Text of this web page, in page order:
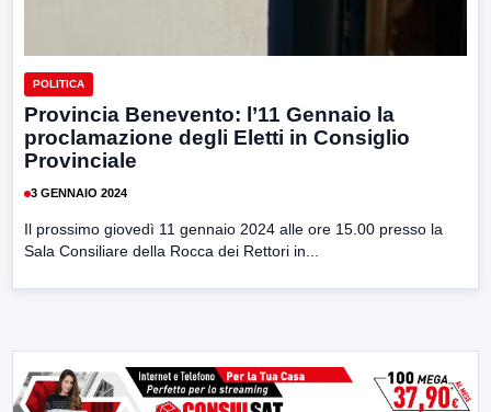
POLITICA
Provincia Benevento: l’11 Gennaio la
proclamazione degli Eletti in Consiglio
Provinciale
3 GENNAIO 2024
Il prossimo giovedì 11 gennaio 2024 alle ore 15.00 presso la
Sala Consiliare della Rocca dei Rettori in...